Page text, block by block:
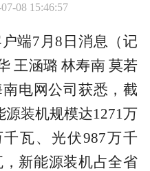
08 15:46:57
端7月8日消息（记
王涵璐 林寿南 莫若
电网公司获悉，截
装机规模达1271万
瓦、光伏987万千
新能源装机占全省